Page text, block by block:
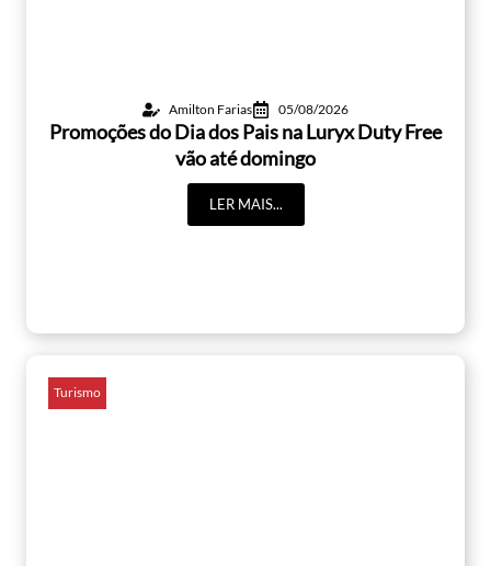
Amilton Farias 05/08/2026
Promoções do Dia dos Pais na Luryx Duty Free
vão até domingo
LER MAIS...
Turismo